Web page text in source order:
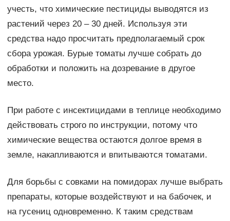
учесть, что химические пестициды выводятся из
растений через 20 – 30 дней. Используя эти
средства надо просчитать предполагаемый срок
сбора урожая. Бурые томаты лучше собрать до
обработки и положить на дозревание в другое
место.
При работе с инсектицидами в теплице необходимо
действовать строго по инструкции, потому что
химические вещества остаются долгое время в
земле, накапливаются и впитываются томатами.
Для борьбы с совками на помидорах лучше выбрать
препараты, которые воздействуют и на бабочек, и
на гусениц одновременно. К таким средствам